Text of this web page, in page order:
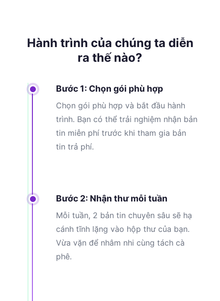
Hành trình của chúng ta diễn
ra thế nào?
Bước 1: Chọn gói phù hợp
Chọn gói phù hợp và bắt đầu hành
trình. Bạn có thể trải nghiệm nhận bản
tin miễn phí trước khi tham gia bản
tin trả phí.
Bước 2: Nhận thư mỗi tuần
Mỗi tuần, 2 bản tin chuyên sâu sẽ hạ
cánh tĩnh lặng vào hộp thư của bạn.
Vừa vặn để nhâm nhi cùng tách cà
phê.